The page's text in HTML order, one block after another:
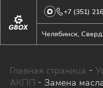
Челябинск,
+7 (351)
Главная страница -
АКПП - Замена